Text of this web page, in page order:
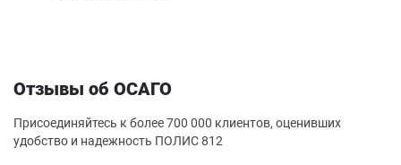
Отзывы об ОСАГО
Присоединяйтесь к более 700 000 клиентов, оценивших
удобство и надежность ПОЛИС 812